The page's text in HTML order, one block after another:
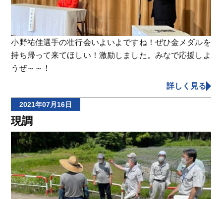
小野祐佳選手の壮行会いよいよですね！ぜひ金メダルを
持ち帰って来てほしい！激励しました。みなで応援しよ
うぜ～～！
詳しく見る
2021年07月16日
現調